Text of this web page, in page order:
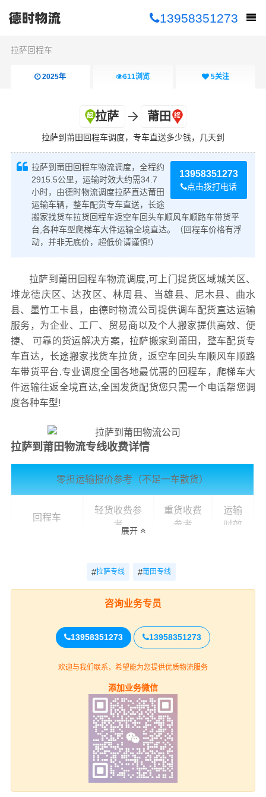
13958351273
拉萨回程车
2025年 611浏览 5关注
拉萨 莆田
拉萨到莆田回程车调度，专车直送多少钱，几天到
13958351273
点击拨打电话
拉萨到莆田回程车物流调度，全程约
2915.5公里，运输时效大约需34.7
小时，由德时物流调度拉萨直达莆田
运输车辆，整车配货专车直送，长途
搬家找货车拉货回程车返空车回头车顺风车顺路车带货平
台,各种车型爬梯车大件运输全境直达。（回程车价格有浮
动，并非无底价，超低价请谨慎!）
拉萨到莆田回程车物流调度,可上门提货区域城关区、
堆龙德庆区、达孜区、林周县、当雄县、尼木县、曲水
县、墨竹工卡县， 由德时物流公司提供调车配货直达运输
服务，为企业、工厂、贸易商以及个人搬家提供高效、便
捷、 可靠的货运解决方案，拉萨搬家到莆田，整车配货专
车直达，长途搬家找货车拉货，返空车回头车顺风车顺路
车带货平台,专业调度全国各地最优惠的回程车，爬梯车大
件运输往返全境直达,全国发货配货您只需一个电话帮您调
度各种车型!
拉萨到莆田物流专线收费详情
零担运输报价参考（不足一车散货）
回程车
轻货收费参
考
重货收费
参考
运输
时效
上门取货
城关区、堆龙德庆区、达孜区、
墨竹工卡县（详细提货位置请电话沟
通）
莆田
城厢区、涵江区、荔城区、秀屿
区、仙游县（详细送货位置请电话沟
通）
展开
#拉萨专线 #莆田专线
咨询业务专员
13958351273 13958351273
欢迎与我们联系，希望能为您提供优质物流服务
添加业务微信